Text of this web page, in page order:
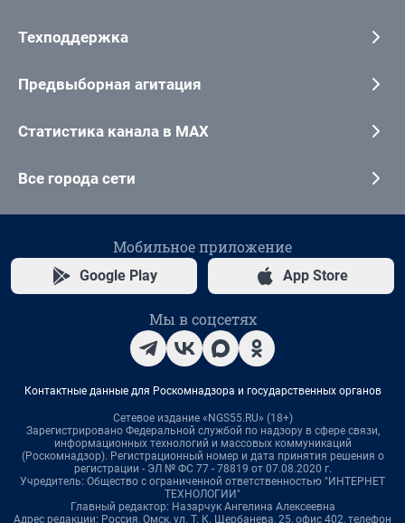
Техподдержка
Предвыборная агитация
Статистика канала в MAX
Все города сети
Мобильное приложение
Google Play App Store
Мы в соцсетях
Контактные данные для Роскомнадзора и государственных органов
Сетевое издание «NGS55.RU» (18+)
Зарегистрировано Федеральной службой по надзору в сфере связи,
информационных технологий и массовых коммуникаций
(Роскомнадзор). Регистрационный номер и дата принятия решения о
регистрации - ЭЛ № ФС 77 - 78819 от 07.08.2020 г.
Учредитель: Общество с ограниченной ответственностью "ИНТЕРНЕТ
ТЕХНОЛОГИИ"
Главный редактор: Назарчук Ангелина Алексеевна
Адрес редакции: Россия, Омск, ул. Т. К. Щербанева, 25, офис 402, телефон